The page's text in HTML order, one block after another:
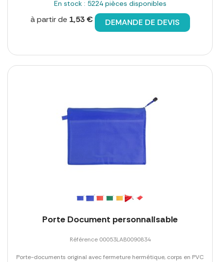
En stock : 5224 pièces disponibles
à partir de 1,53 € DEMANDE DE DEVIS
Porte Document personnalisable
Référence 00053LAB0090834
Porte-documents original avec fermeture hermétique, corps en PVC